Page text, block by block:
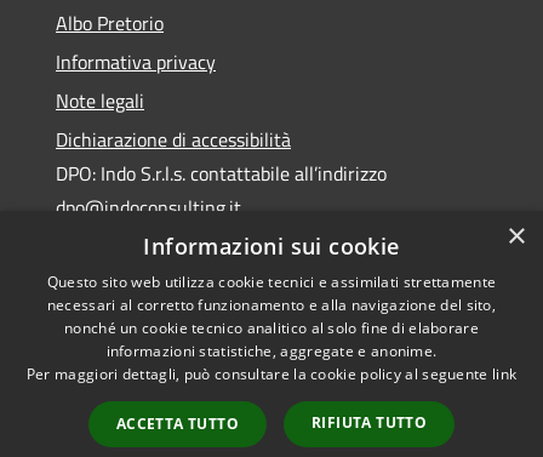
Albo Pretorio
Informativa privacy
Note legali
Dichiarazione di accessibilità
DPO: Indo S.r.l.s. contattabile all’indirizzo
dpo@indoconsulting.it
Accessibilità
Copyright © 2026 • Comune di
Cassano All'Ionio • Powered by
Municipium•
Accesso
redazione
×
Informazioni sui cookie
Questo sito web utilizza cookie tecnici e assimilati strettamente
necessari al corretto funzionamento e alla navigazione del sito,
nonché un cookie tecnico analitico al solo fine di elaborare
informazioni statistiche, aggregate e anonime.
Per maggiori dettagli, può consultare la cookie policy al seguente link
ACCETTA TUTTO RIFIUTA TUTTO